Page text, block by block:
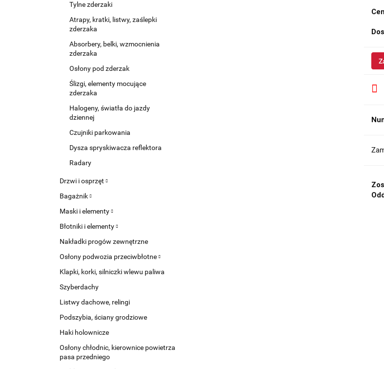
Tylne zderzaki
Atrapy, kratki, listwy, zaślepki
zderzaka
Absorbery, belki, wzmocnienia
zderzaka
Osłony pod zderzak
Ślizgi, elementy mocujące
zderzaka
Halogeny, światła do jazdy
dziennej
Czujniki parkowania
Dysza spryskiwacza reflektora
Radary
Drzwi i osprzęt
Bagażnik
Maski i elementy
Błotniki i elementy
Nakładki progów zewnętrzne
Osłony podwozia przeciwbłotne
Klapki, korki, silniczki wlewu paliwa
Szyberdachy
Listwy dachowe, relingi
Podszybia, ściany grodziowe
Haki holownicze
Osłony chłodnic, kierownice powietrza
pasa przedniego